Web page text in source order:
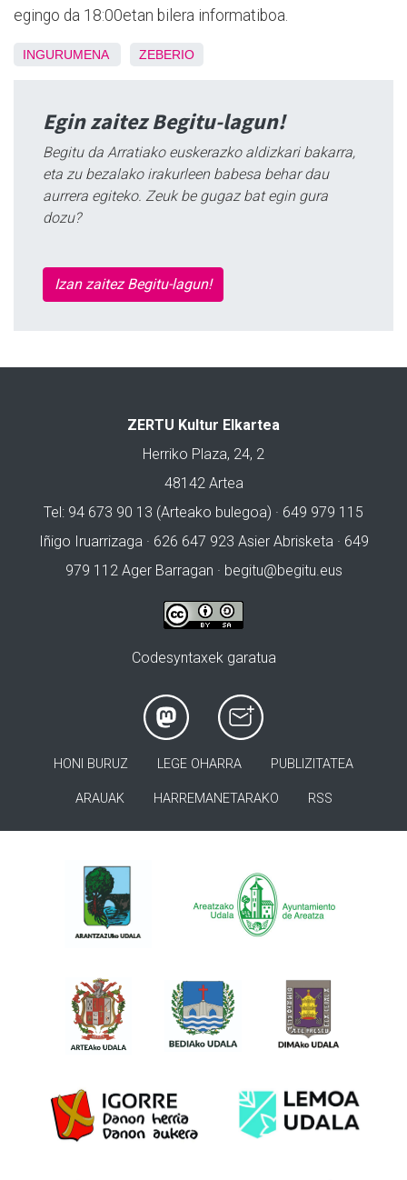
egingo da 18:00etan bilera informatiboa.
INGURUMENA ZEBERIO
Egin zaitez Begitu-lagun!
Begitu da Arratiako euskerazko aldizkari bakarra,
eta zu bezalako irakurleen babesa behar dau
aurrera egiteko. Zeuk be gugaz bat egin gura
dozu?
Izan zaitez Begitu-lagun!
ZERTU Kultur Elkartea
Herriko Plaza, 24, 2
48142 Artea
Tel: 94 673 90 13 (Arteako bulegoa) · 649 979 115
Iñigo Iruarrizaga · 626 647 923 Asier Abrisketa · 649
979 112 Ager Barragan · begitu@begitu.eus
Codesyntaxek garatua
HONI BURUZ LEGE OHARRA PUBLIZITATEA
ARAUAK HARREMANETARAKO RSS